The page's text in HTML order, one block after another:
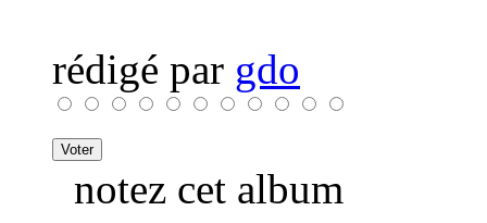
rédigé par gdo
notez cet album